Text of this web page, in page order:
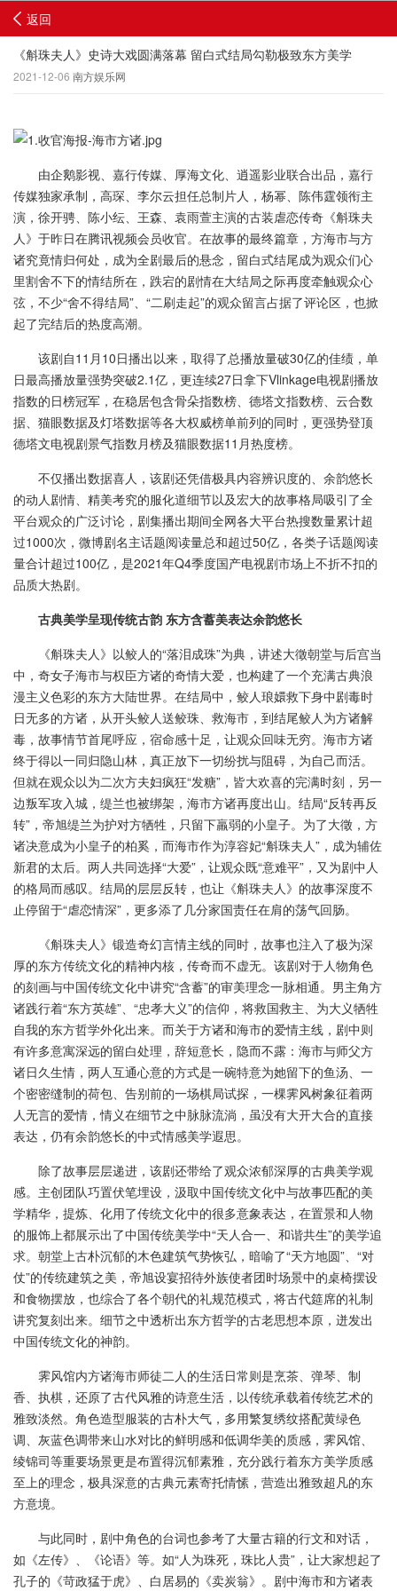
返回
《斛珠夫人》史诗大戏圆满落幕 留白式结局勾勒极致东方美学
2021-12-06 南方娱乐网
由企鹅影视、嘉行传媒、厚海文化、逍遥影业联合出品，嘉行
传媒独家承制，高琛、李尔云担任总制片人，杨幂、陈伟霆领衔主
演，徐开骋、陈小纭、王森、袁雨萱主演的古装虐恋传奇《斛珠夫
人》于昨日在腾讯视频会员收官。在故事的最终篇章，方海市与方
诸究竟情归何处，成为全剧最后的悬念，留白式结尾成为观众们心
里割舍不下的情结所在，跌宕的剧情在大结局之际再度牵触观众心
弦，不少“舍不得结局”、“二刷走起”的观众留言占据了评论区，也掀
起了完结后的热度高潮。
该剧自11月10日播出以来，取得了总播放量破30亿的佳绩，单
日最高播放量强势突破2.1亿，更连续27日拿下Vlinkage电视剧播放
指数的日榜冠军，在稳居包含骨朵指数榜、德塔文指数榜、云合数
据、猫眼数据及灯塔数据等各大权威榜单前列的同时，更强势登顶
德塔文电视剧景气指数月榜及猫眼数据11月热度榜。
不仅播出数据喜人，该剧还凭借极具内容辨识度的、余韵悠长
的动人剧情、精美考究的服化道细节以及宏大的故事格局吸引了全
平台观众的广泛讨论，剧集播出期间全网各大平台热搜数量累计超
过1000次，微博剧名主话题阅读量总和超过50亿，各类子话题阅读
量合计超过100亿，是2021年Q4季度国产电视剧市场上不折不扣的
品质大热剧。
古典美学呈现传统古韵 东方含蓄美表达余韵悠长
《斛珠夫人》以鲛人的“落泪成珠”为典，讲述大徵朝堂与后宫当
中，奇女子海市与权臣方诸的奇情大爱，也构建了一个充满古典浪
漫主义色彩的东方大陆世界。在结局中，鲛人琅嬛救下身中剧毒时
日无多的方诸，从开头鲛人送鲛珠、救海市，到结尾鲛人为方诸解
毒，故事情节首尾呼应，宿命感十足，让观众回味无穷。海市方诸
终于得以一同归隐山林，真正放下一切纷扰与阻碍，为自己而活。
但就在观众以为二次方夫妇疯狂“发糖”，皆大欢喜的完满时刻，另一
边叛军攻入城，缇兰也被绑架，海市方诸再度出山。结局“反转再反
转”，帝旭缇兰为护对方牺牲，只留下羸弱的小皇子。为了大徵，方
诸决意成为小皇子的柏奚，而海市作为淳容妃“斛珠夫人”，成为辅佐
新君的太后。两人共同选择“大爱”，让观众既“意难平”，又为剧中人
的格局而感叹。结局的层层反转，也让《斛珠夫人》的故事深度不
止停留于“虐恋情深”，更多添了几分家国责任在肩的荡气回肠。
《斛珠夫人》锻造奇幻言情主线的同时，故事也注入了极为深
厚的东方传统文化的精神内核，传奇而不虚无。该剧对于人物角色
的刻画与中国传统文化中讲究“含蓄”的审美理念一脉相通。男主角方
诸践行着“东方英雄”、“忠孝大义”的信仰，将救国救主、为大义牺牲
自我的东方哲学外化出来。而关于方诸和海市的爱情主线，剧中则
有许多意寓深远的留白处理，辞短意长，隐而不露：海市与师父方
诸日久生情，两人互通心意的方式是一碗特意为她留下的鱼汤、一
个密密缝制的荷包、告别前的一场棋局试探，一棵霁风树象征着两
人无言的爱情，情义在细节之中脉脉流淌，虽没有大开大合的直接
表达，仍有余韵悠长的中式情感美学遐思。
除了故事层层递进，该剧还带给了观众浓郁深厚的古典美学观
感。主创团队巧置伏笔埋设，汲取中国传统文化中与故事匹配的美
学精华，提炼、化用了传统文化中的很多意象表达，在置景和人物
的服饰上都展示出了中国传统美学中“天人合一、和谐共生”的美学追
求。朝堂上古朴沉郁的木色建筑气势恢弘，暗喻了“天方地圆”、“对
仗”的传统建筑之美，帝旭设宴招待外族使者团时场景中的桌椅摆设
和食物摆放，也综合了各个朝代的礼规范模式，将古代筵席的礼制
讲究复刻出来。细节之中透析出东方哲学的古老思想本原，迸发出
中国传统文化的神韵。
霁风馆内方诸海市师徒二人的生活日常则是烹茶、弹琴、制
香、执棋，还原了古代风雅的诗意生活，以传统承载着传统艺术的
雅致淡然。角色造型服装的古朴大气，多用繁复绣纹搭配黄绿色
调、灰蓝色调带来山水对比的鲜明感和低调华美的质感，霁风馆、
绫锦司等重要场景更是布置得沉郁素雅，充分践行着东方美学质感
至上的理念，极具深意的古典元素寄托情愫，营造出雅致超凡的东
方意境。
与此同时，剧中角色的台词也参考了大量古籍的行文和对话，
如《左传》、《论语》等。如“人为珠死，珠比人贵”，让大家想起了
孔子的《苛政猛于虎》、白居易的《卖炭翁》。剧中海市和方诸表